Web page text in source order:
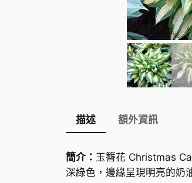
描述 額外資訊
簡介： 玉簪花 Christmas
深綠色，邊緣呈現明亮的奶